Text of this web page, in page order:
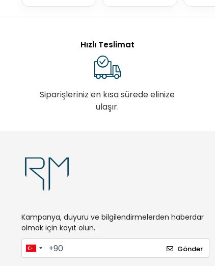
Hızlı Teslimat
Siparişleriniz en kısa sürede elinize
ulaşır.
Kampanya, duyuru ve bilgilendirmelerden haberdar
olmak için kayıt olun.
Gönder